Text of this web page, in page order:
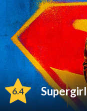
6.4 Supergirl